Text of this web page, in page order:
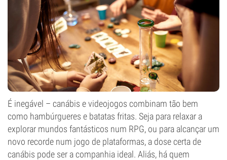
É inegável – canábis e videojogos combinam tão bem
como hambúrgueres e batatas fritas. Seja para relaxar a
explorar mundos fantásticos num RPG, ou para alcançar um
novo recorde num jogo de plataformas, a dose certa de
canábis pode ser a companhia ideal. Aliás, há quem